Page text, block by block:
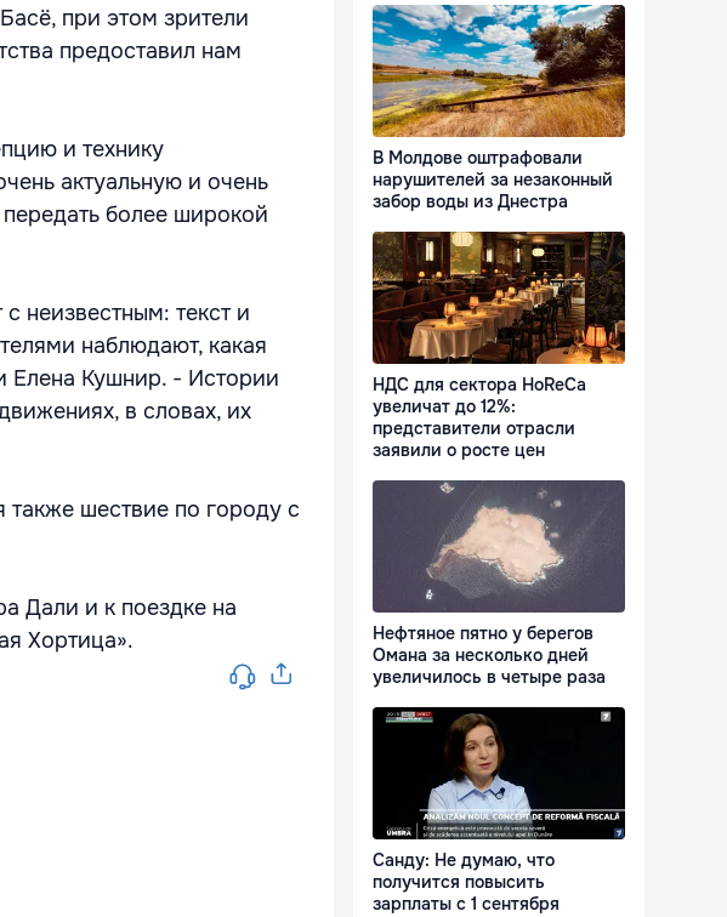
при этом зрители
предоставил нам
и технику
актуальную и очень
более широкой
неизвестным: текст и
наблюдают, какая
Елена Кушнир. - Истории
в словах, их
также шествие по городу с
Дали и к поездке на
Хортица».
В Молдове оштрафовали
нарушителей за незаконный
забор воды из Днестра
НДС для сектора HoReCa
увеличат до 12%:
представители отрасли
заявили о росте цен
Нефтяное пятно у берегов
Омана за несколько дней
увеличилось в четыре раза
Санду: Не думаю, что
получится повысить
зарплаты с 1 сентября